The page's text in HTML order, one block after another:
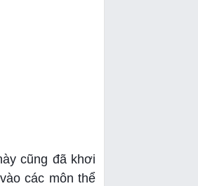
cũng đã khơi
các môn thể